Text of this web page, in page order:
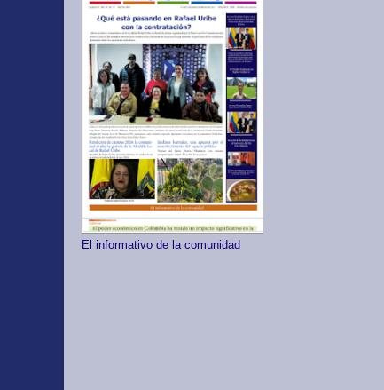
El informativo de la comunidad